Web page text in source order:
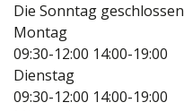
Die Sonntag geschlossen
Montag
09:30-12:00 14:00-19:00
Dienstag
09:30-12:00 14:00-19:00